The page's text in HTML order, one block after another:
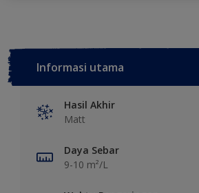
Informasi utama
Hasil Akhir
Matt
Daya Sebar
9-10 m²/L